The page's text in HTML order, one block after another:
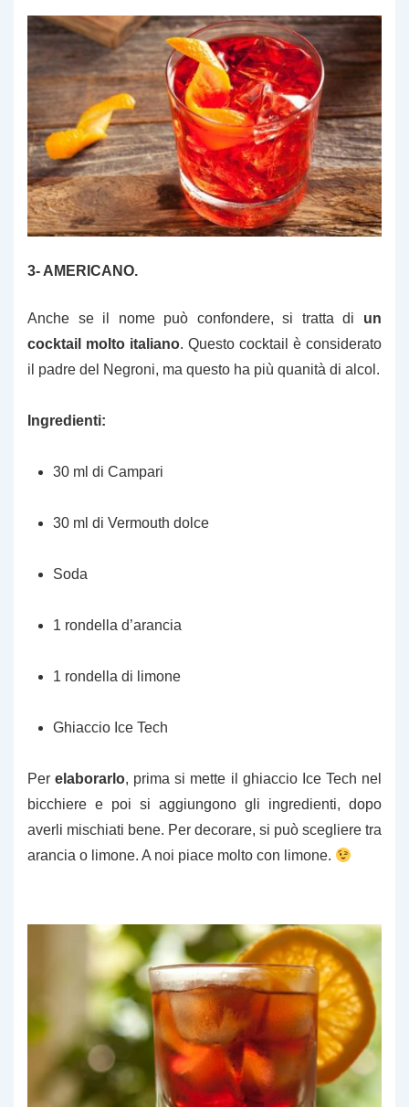
3- AMERICANO.
Anche se il nome può confondere, si tratta di un
cocktail molto italiano. Questo cocktail è considerato
il padre del Negroni, ma questo ha più quanità di alcol.
Ingredienti:
30 ml di Campari
30 ml di Vermouth dolce
Soda
1 rondella d’arancia
1 rondella di limone
Ghiaccio Ice Tech
Perelaborarlo, prima si mette il ghiaccio Ice Tech nel
bicchiere e poi si aggiungono gli ingredienti, dopo
averli mischiati bene. Per decorare, si può scegliere tra
arancia o limone. A noi piace molto con limone.